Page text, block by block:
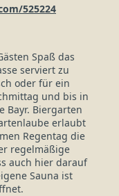
525224
Spaß das
serviert zu
oder für ein
und bis in
Bayr. Biergarten
erlaubt
Regentag die
regelmäßige
auch hier darauf
Sauna ist